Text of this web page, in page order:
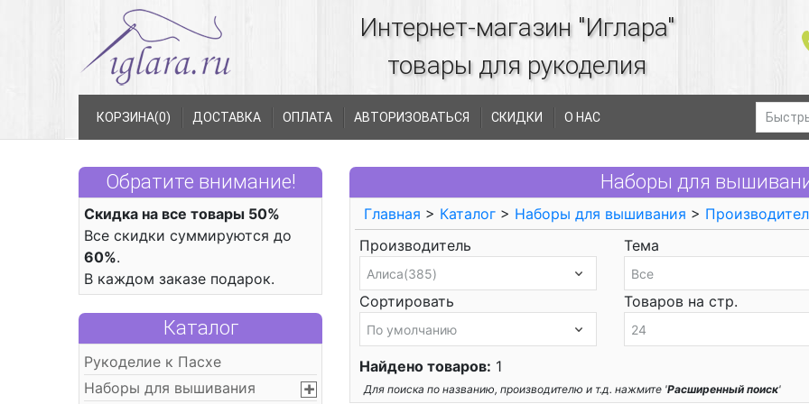
Интернет-магазин "Иглара"
товары для рукоделия
КОРЗИНА(0) ДОСТАВКА ОПЛАТА АВТОРИЗОВАТЬСЯ СКИДКИ О НАС
Обратите внимание!
Скидка на все товары 50%
Все скидки суммируются до
60%.
В каждом заказе подарок.
Каталог
Рукоделие к Пасхе
Наборы для вышивания
Наборы для
Главная > Каталог > Наборы для вышивания >
Производитель
Тема
Сортировать Товаров на стр.
Найдено товаров: 1
Для поиска по названию, производителю и т.д. нажмите 'Расширенный поиск'